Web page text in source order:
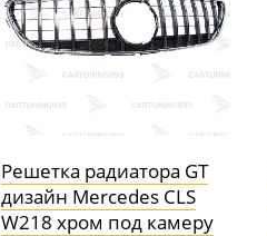
Решетка радиатора GT
дизайн Mercedes CLS
W218 хром под камеру